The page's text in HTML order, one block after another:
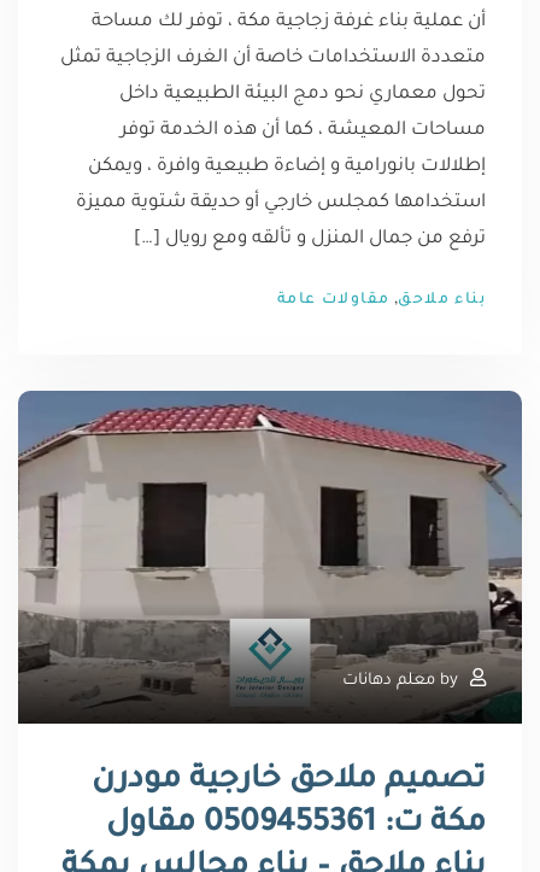
أن عملية بناء غرفة زجاجية مكة ، توفر لك مساحة
متعددة الاستخدامات خاصة أن الغرف الزجاجية تمثل
تحول معماري نحو دمج البيئة الطبيعية داخل
مساحات المعيشة ، كما أن هذه الخدمة توفر
إطلالات بانورامية و إضاءة طبيعية وافرة ، ويمكن
استخدامها كمجلس خارجي أو حديقة شتوية مميزة
ترفع من جمال المنزل و تألقه ومع رويال […]
بناء ملاحق, مقاولات عامة
by معلم دهانات
تصميم ملاحق خارجية مودرن
مكة ت: 0509455361 مقاول